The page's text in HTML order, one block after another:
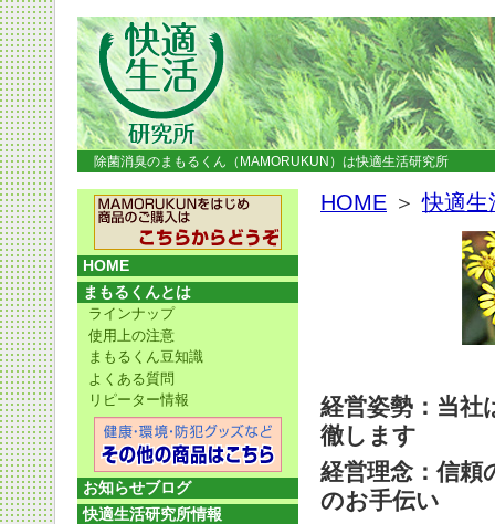
除菌消臭のまもるくん（MAMORUKUN）は快適生活研究所
HOME ＞快適生
経営姿勢：当社
徹します
経営理念：信頼
のお手伝い
HOME
まもるくんとは
ラインナップ
使用上の注意
まもるくん豆知識
よくある質問
リピーター情報
お知らせブログ
快適生活研究所情報